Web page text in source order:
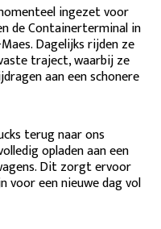
ingezet voor
de Containerterminal in
Dagelijks rijden ze
traject, waarbij ze
aan een schonere
terug naar ons
opladen aan een
Dit zorgt ervoor
voor een nieuwe dag vol